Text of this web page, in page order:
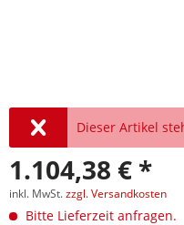
Dieser Artikel
1.104,38 € *
inkl. MwSt.zzgl. Versandkosten
Bitte Lieferzeit anfragen.